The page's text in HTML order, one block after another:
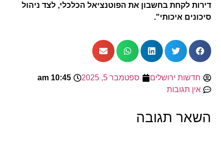
דירות לקחת בחשבון את הפוטנציאל הכלכלי, לצד ניהול
סיכונים איכותי".
חדשות ירושלים ספטמבר 5, 2025
10:45 am
אין תגובות
השאר תגובה